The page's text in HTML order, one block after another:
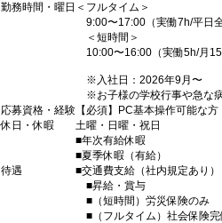
勤務時間・曜日 ＜フルタイム＞
9:00〜17:00（実働7h/平日全
＜短時間＞
10:00〜16:00（実働5h/月
※入社日：2026年9月〜
※お子様の学校行事や急な病
応募資格・経験 【必須】PC基本操作可能な方
休日・休暇
土曜・日曜・祝日
■年次有給休暇
■夏季休暇（有給）
待遇
■交通費支給（社内規定あり）
■昇給・賞与
■（短時間）労災保険のみ
■（フルタイム）社会保険完